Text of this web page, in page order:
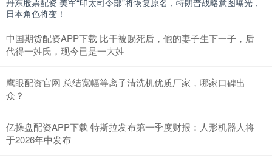
丹东股票配资 美军“印太司令部”将恢复原名，特朗普战略意图曝光，
日本角色将变！
中国期货配资APP下载 比干被赐死后，他的妻子生下一子，后
代得一姓氏，现今已是一大姓
鹰眼配资官网 总结宽幅等离子清洗机优质厂家，哪家口碑出
众？
亿操盘配资APP下载 特斯拉发布第一季度财报：人形机器人将
于2026年中发布